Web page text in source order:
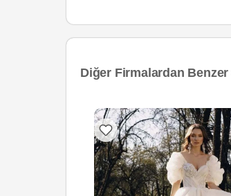
Diğer Firmalardan